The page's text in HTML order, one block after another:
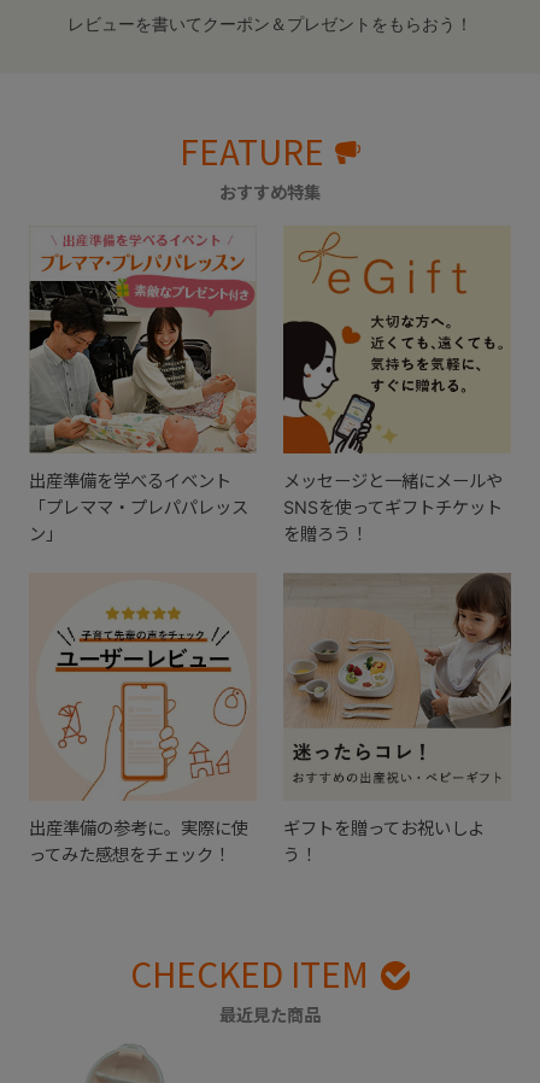
レビューを書いてクーポン＆プレゼントをもらおう！
FEATURE
おすすめ特集
出産準備を学べるイベント
「プレママ・プレパパレッス
ン」
メッセージと一緒にメールや
SNSを使ってギフトチケット
を贈ろう！
出産準備の参考に。実際に使
ってみた感想をチェック！
ギフトを贈ってお祝いしよ
う！
CHECKED ITEM
最近見た商品